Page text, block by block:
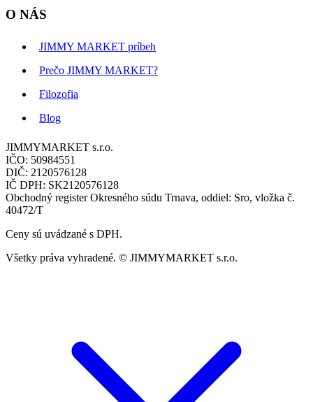
O NÁS
JIMMY MARKET príbeh
Prečo JIMMY MARKET?
Filozofia
Blog
JIMMYMARKET s.r.o.
IČO: 50984551
DIČ: 2120576128
IČ DPH: SK2120576128
Obchodný register Okresného súdu Trnava, oddiel: Sro, vložka č.
40472/T
Ceny sú uvádzané s DPH.
Všetky práva vyhradené. © JIMMYMARKET s.r.o.